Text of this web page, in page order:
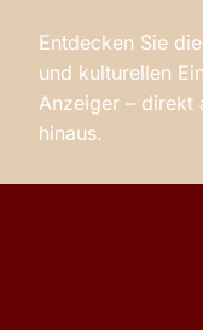
Entdecken Sie
und kulturellen
Anzeiger – direkt
hinaus.